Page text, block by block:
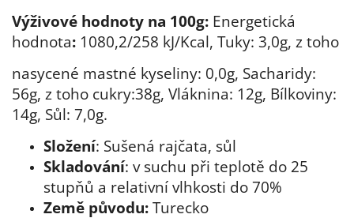
Výživové hodnoty na 100g: Energetická
hodnota: 1080,2/258 kJ/Kcal, Tuky: 3,0g, z toho
nasycené mastné kyseliny: 0,0g, Sacharidy:
56g, z toho cukry:38g, Vláknina: 12g, Bílkoviny:
14g, Sůl: 7,0g.
Složení: Sušená rajčata, sůl
Skladování: v suchu při teplotě do 25
stupňů a relativní vlhkosti do 70%
Země původu: Turecko